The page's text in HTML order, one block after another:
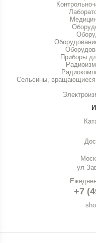
Приборы
Сельсины, вращающиеся
ул
+7